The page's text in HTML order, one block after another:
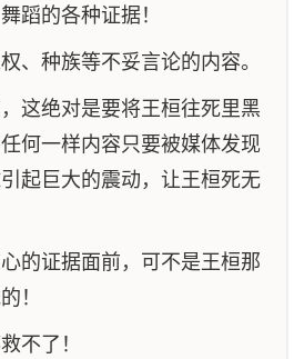
蹈的各种证据！
、种族等不妥言论的内容。
这绝对是要将王桓往死里黑
何一样内容只要被媒体发现
起巨大的震动，让王桓死无
的证据面前，可不是王桓那
！
不了！